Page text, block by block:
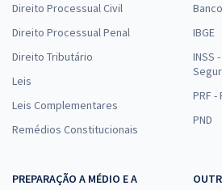
Direito Processual Civil
Direito Processual Penal
Direito Tributário
Leis
Leis Complementares
Remédios Constitucionais
IBGE
INSS
PRF
PND
PREPARAÇÃO A MÉDIO E A